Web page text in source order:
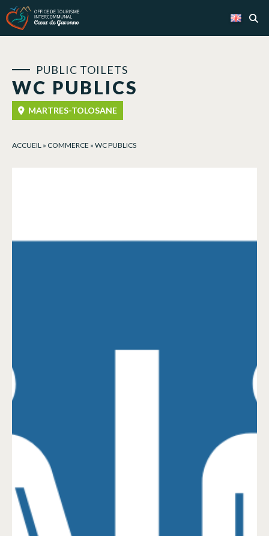
WC PUBLICS
PUBLIC TOILETS
MARTRES-TOLOSANE
ACCUEIL » COMMERCE » WC PUBLICS
Cookies management panel